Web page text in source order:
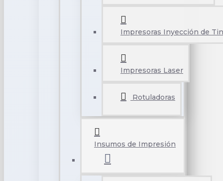
Impresoras Inyección de
Impresoras Laser
Rotuladoras
Insumos de Impresión